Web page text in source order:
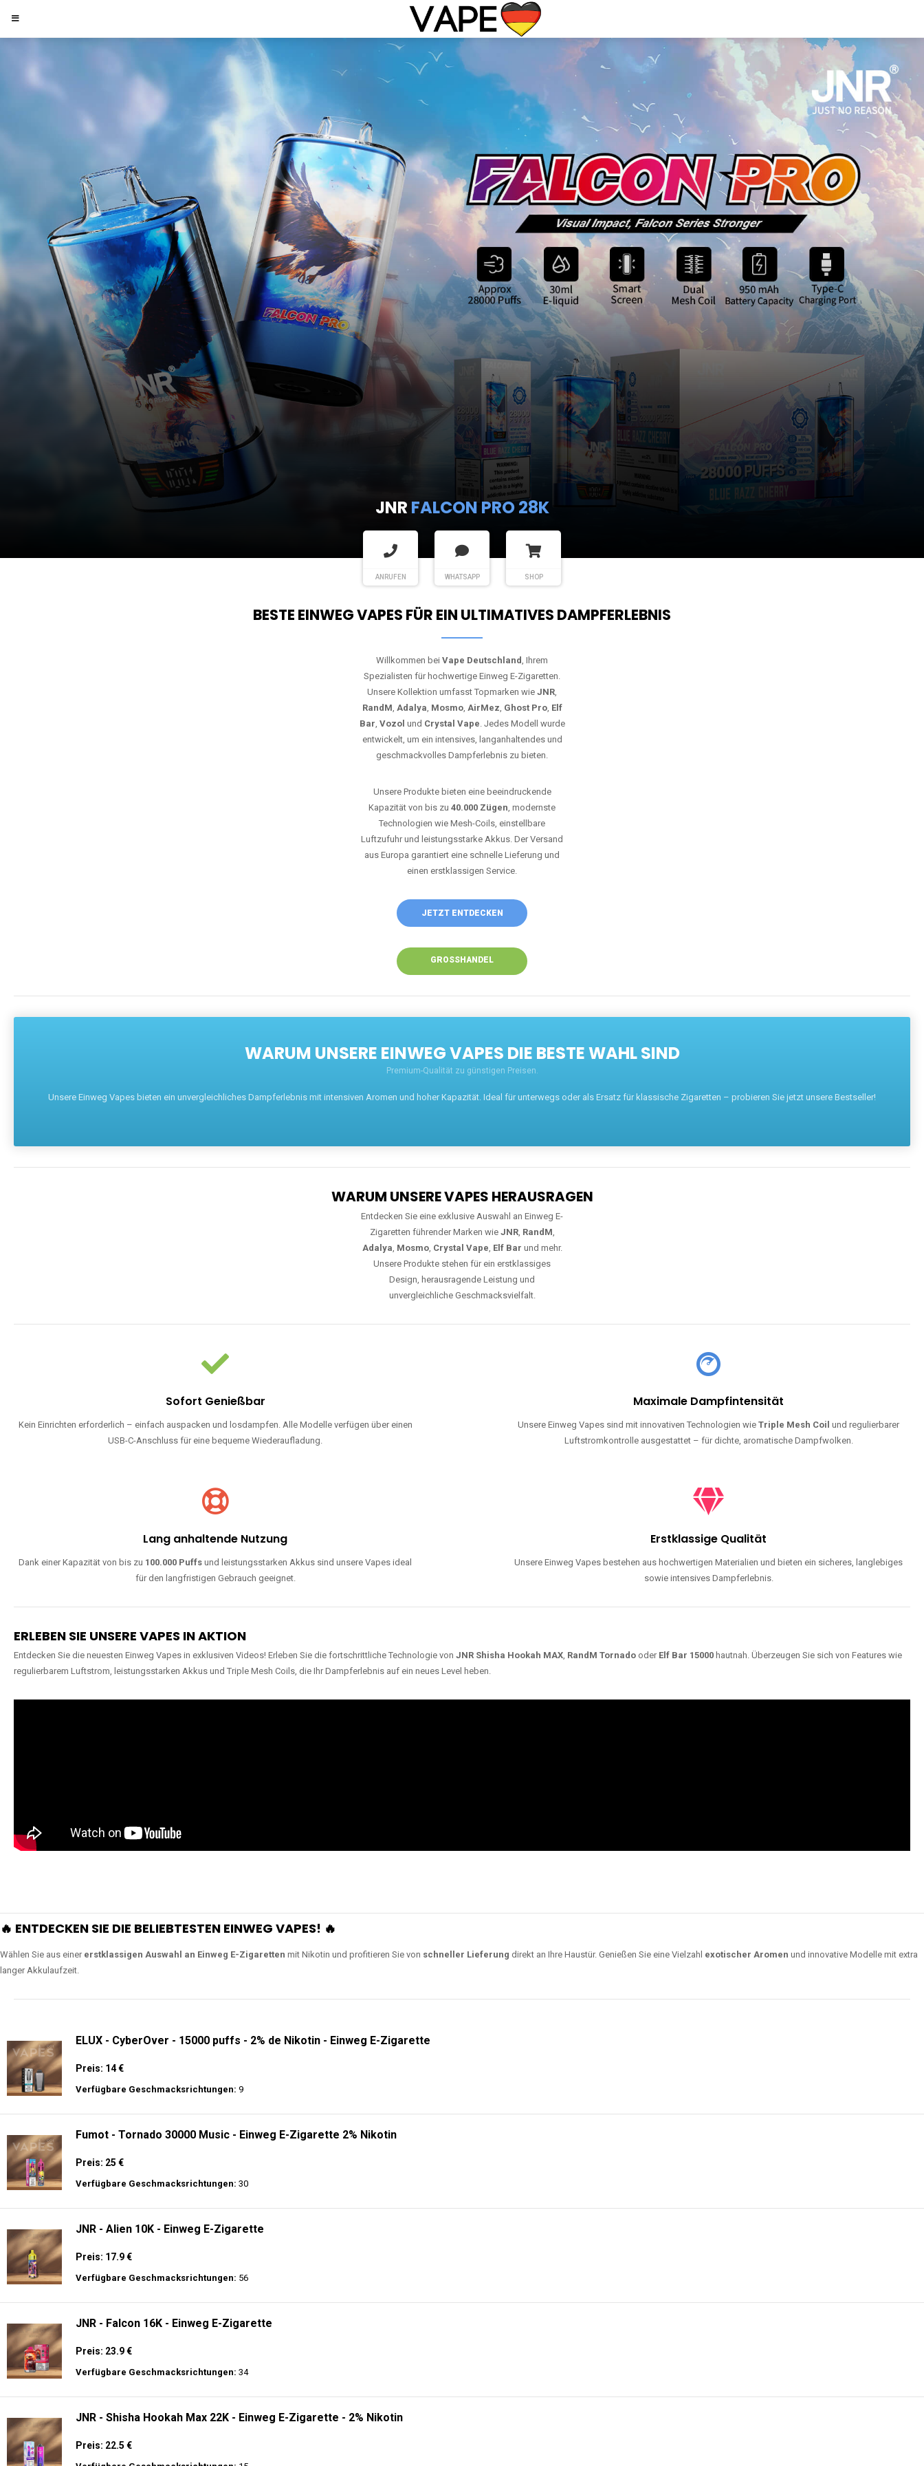
JNR FALCON PRO 28K
ANRUFEN WHATSAPP SHOP
BESTE EINWEG VAPES FÜR EIN ULTIMATIVES DAMPFERLEBNIS
Willkommen bei Vape Deutschland, Ihrem
Spezialisten für hochwertige Einweg E-Zigaretten.
Unsere Kollektion umfasst Topmarken wie JNR,
RandM, Adalya, Mosmo, AirMez, Ghost Pro, Elf
Bar, Vozol und Crystal Vape. Jedes Modell wurde
entwickelt, um ein intensives, langanhaltendes und
geschmackvolles Dampferlebnis zu bieten.
Unsere Produkte bieten eine beeindruckende
Kapazität von bis zu 40.000 Zügen, modernste
Technologien wie Mesh-Coils, einstellbare
Luftzufuhr und leistungsstarke Akkus. Der Versand
aus Europa garantiert eine schnelle Lieferung und
einen erstklassigen Service.
JETZT ENTDECKEN
GROSSHANDEL
WARUM UNSERE EINWEG VAPES DIE BESTE WAHL SIND
Premium-Qualität zu günstigen Preisen.
Unsere Einweg Vapes bieten ein unvergleichliches Dampferlebnis mit intensiven Aromen und hoher Kapazität. Ideal für unterwegs oder als Ersatz für klassische Zigaretten – probieren Sie jetzt unsere Bestseller!
WARUM UNSERE VAPES HERAUSRAGEN
Entdecken Sie eine exklusive Auswahl an Einweg E-
Zigaretten führender Marken wie JNR, RandM,
Adalya, Mosmo, Crystal Vape, Elf Bar und mehr.
Unsere Produkte stehen für ein erstklassiges
Design, herausragende Leistung und
unvergleichliche Geschmacksvielfalt.
Sofort Genießbar
Kein Einrichten erforderlich – einfach auspacken und losdampfen. Alle Modelle verfügen über einen
USB-C-Anschluss für eine bequeme Wiederaufladung.
Maximale Dampfintensität
Unsere Einweg Vapes sind mit innovativen Technologien wieTriple Mesh Coil und regulierbarer
Luftstromkontrolle ausgestattet – für dichte, aromatische Dampfwolken.
Lang anhaltende Nutzung
Dank einer Kapazität von bis zu 100.000 Puffs und leistungsstarken Akkus sind unsere Vapes ideal
für den langfristigen Gebrauch geeignet.
Erstklassige Qualität
Unsere Einweg Vapes bestehen aus hochwertigen Materialien und bieten ein sicheres, langlebiges
sowie intensives Dampferlebnis.
ERLEBEN SIE UNSERE VAPES IN AKTION
Entdecken Sie die neuesten Einweg Vapes in exklusiven Videos! Erleben Sie die fortschrittliche Technologie von JNR Shisha Hookah MAX, RandM Tornado oder Elf Bar 15000 hautnah. Überzeugen Sie sich von Features wie
regulierbarem Luftstrom, leistungsstarken Akkus und Triple Mesh Coils, die Ihr Dampferlebnis auf ein neues Level heben.
🔥 ENTDECKEN SIE DIE BELIEBTESTEN EINWEG VAPES! 🔥
Wählen Sie aus einer erstklassigen Auswahl an Einweg E-Zigaretten mit Nikotin und profitieren Sie von schneller Lieferung direkt an Ihre Haustür. Genießen Sie eine Vielzahl exotischer Aromen und innovative Modelle mit extra
langer Akkulaufzeit.
ELUX - CyberOver - 15000 puffs - 2% de Nikotin - Einweg E-Zigarette
Preis: 14 €
Verfügbare Geschmacksrichtungen: 9
Fumot - Tornado 30000 Music - Einweg E-Zigarette 2% Nikotin
Preis: 25 €
Verfügbare Geschmacksrichtungen: 30
JNR - Alien 10K - Einweg E-Zigarette
Preis: 17.9 €
Verfügbare Geschmacksrichtungen: 56
JNR - Falcon 16K - Einweg E-Zigarette
Preis: 23.9 €
Verfügbare Geschmacksrichtungen: 34
JNR - Shisha Hookah Max 22K - Einweg E-Zigarette - 2% Nikotin
Preis: 22.5 €